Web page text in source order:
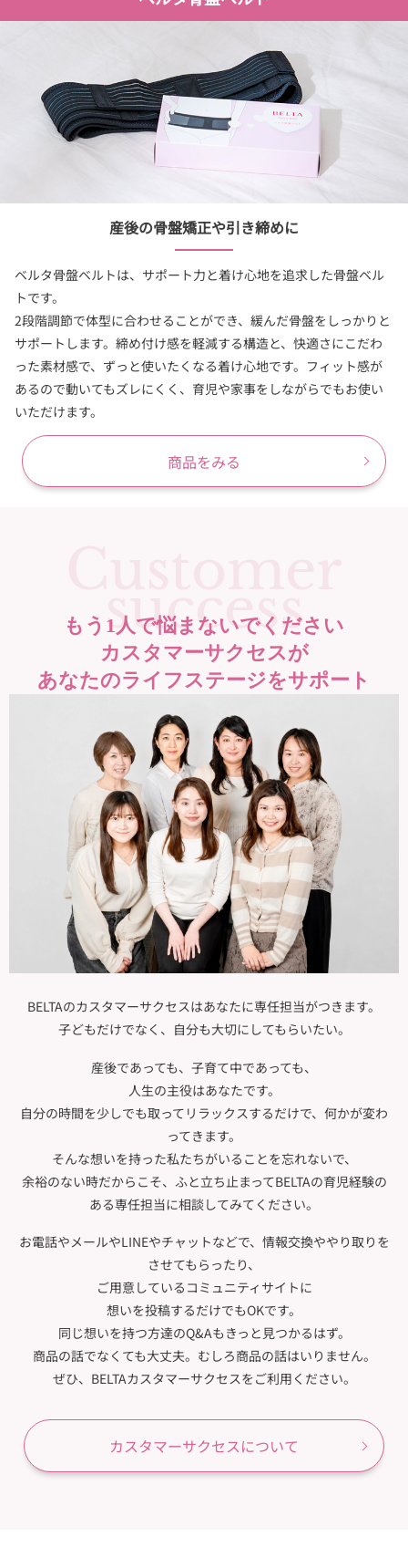
産後の骨盤矯正や引き締めに
ベルタ骨盤ベルトは、サポート力と着け心地を追求した骨盤ベル
トです。
2段階調節で体型に合わせることができ、緩んだ骨盤をしっかりと
サポートします。締め付け感を軽減する構造と、快適さにこだわ
った素材感で、ずっと使いたくなる着け心地です。フィット感が
あるので動いてもズレにくく、育児や家事をしながらでもお使い
いただけます。
商品をみる
success
もう1人で悩まないでください
カスタマーサクセスが
あなたのライフステージをサポート
BELTAのカスタマーサクセスはあなたに専任担当がつきます。
子どもだけでなく、 自分も大切にしてもらいたい。
産後であっても、子育て中であっても、
人生の主役はあなたです。
自分の時間を少しでも取ってリラックスするだけで、何かが変わ
ってきます。
そんな想いを持った私たちがいることを忘れないで、
余裕のない時だからこそ、ふと立ち止まってBELTAの育児経験の
ある専任担当に相談してみてください。
お電話やメールやLINEやチャットなどで、情報交換ややり取りを
させてもらったり、
ご用意しているコミュニティサイトに
想いを投稿するだけでもOKです。
同じ想いを持つ方達のQ&Aもきっと見つかるはず。
商品の話でなくても大丈夫。 むしろ商品の話はいりません。
ぜひ、BELTAカスタマーサクセスをご利用ください。
カスタマーサクセスについて